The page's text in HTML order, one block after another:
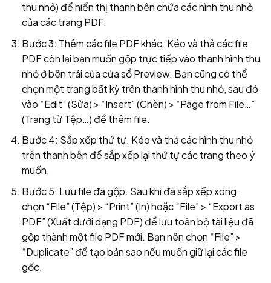
thu nhỏ) để hiển thị thanh bên chứa các hình thu nhỏ
của các trang PDF.
Bước 3: Thêm các file PDF khác. Kéo và thả các file
PDF còn lại bạn muốn gộp trực tiếp vào thanh hình thu
nhỏ ở bên trái của cửa sổ Preview. Bạn cũng có thể
chọn một trang bất kỳ trên thanh hình thu nhỏ, sau đó
vào “Edit” (Sửa) > “Insert” (Chèn) > “Page from File…”
(Trang từ Tệp…) để thêm file.
Bước 4: Sắp xếp thứ tự. Kéo và thả các hình thu nhỏ
trên thanh bên để sắp xếp lại thứ tự các trang theo ý
muốn.
Bước 5: Lưu file đã gộp. Sau khi đã sắp xếp xong,
chọn “File” (Tệp) > “Print” (In) hoặc “File” > “Export as
PDF” (Xuất dưới dạng PDF) để lưu toàn bộ tài liệu đã
gộp thành một file PDF mới. Bạn nên chọn “File” >
“Duplicate” để tạo bản sao nếu muốn giữ lại các file
gốc.